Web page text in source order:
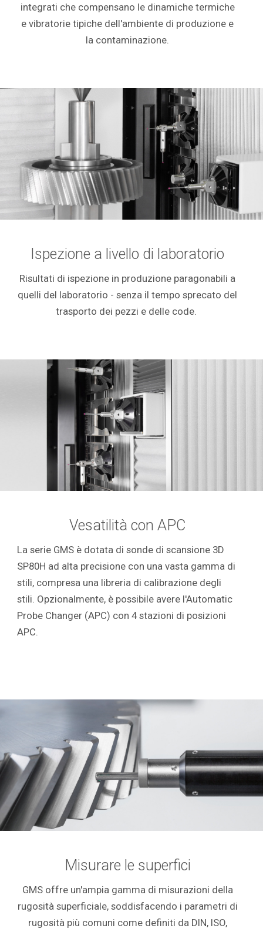
integrati che compensano le dinamiche termiche
e vibratorie tipiche dell'ambiente di produzione e
la contaminazione.
Ispezione a livello di laboratorio
Risultati di ispezione in produzione paragonabili a
quelli del laboratorio - senza il tempo sprecato del
trasporto dei pezzi e delle code.
Vesatilità con APC
La serie GMS è dotata di sonde di scansione 3D
SP80H ad alta precisione con una vasta gamma di
stili, compresa una libreria di calibrazione degli
stili. Opzionalmente, è possibile avere l'Automatic
Probe Changer (APC) con 4 stazioni di posizioni
APC.
Misurare le superfici
GMS offre un'ampia gamma di misurazioni della
rugosità superficiale, soddisfacendo i parametri di
rugosità più comuni come definiti da DIN, ISO,